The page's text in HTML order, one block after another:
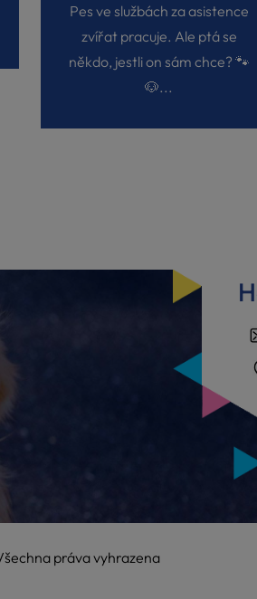
Pes ve službách za asistence
zvířat pracuje. Ale ptá se
někdo, jestli on sám chce? 🐾
🐶...
práva vyhrazena